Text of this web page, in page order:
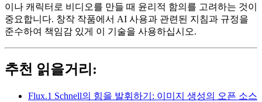
이나 캐릭터로 비디오를 만들 때 윤리적 함의를 고려하는 것이
중요합니다. 창작 작품에서 AI 사용과 관련된 지침과 규정을
준수하여 책임감 있게 이 기술을 사용하십시오.
추천 읽을거리:
Flux.1 Schnell의 힘을 발휘하기: 이미지 생성의 오픈 소스